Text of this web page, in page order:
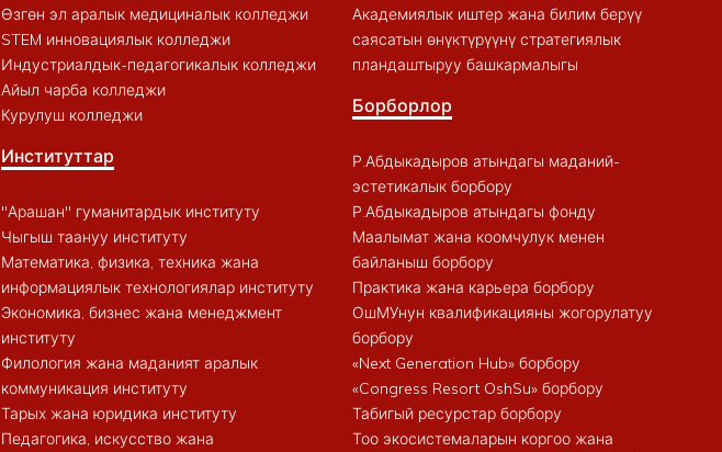
Өзгөн эл аралык медициналык колледжи
STEM инновациялык колледжи
Индустриалдык-педагогикалык колледжи
Айыл чарба колледжи
Курулуш колледжи
Институттар
"Арашан" гуманитардык институту
Чыгыш таануу институту
Математика, физика, техника жана
информациялык технологиялар институту
Экономика, бизнес жана менеджмент
институту
Филология жана маданият аралык
коммуникация институту
Тарых жана юридика институту
Педагогика, искусство жана
Академиялык иштер жана билим берүү
саясатын өнүктүрүүнү стратегиялык
пландаштыруу башкармалыгы
Борборлор
Р.Абдыкадыров атындагы маданий-
эстетикалык борбору
Р.Абдыкадыров атындагы фонду
Маалымат жана коомчулук менен
байланыш борбору
Практика жана карьера борбору
ОшМУнун квалификацияны жогорулатуу
борбору
«Next Generation Hub» борбору
«Congress Resort OshSu» борбору
Табигый ресурстар борбору
Тоо экосистемаларын коргоо жана